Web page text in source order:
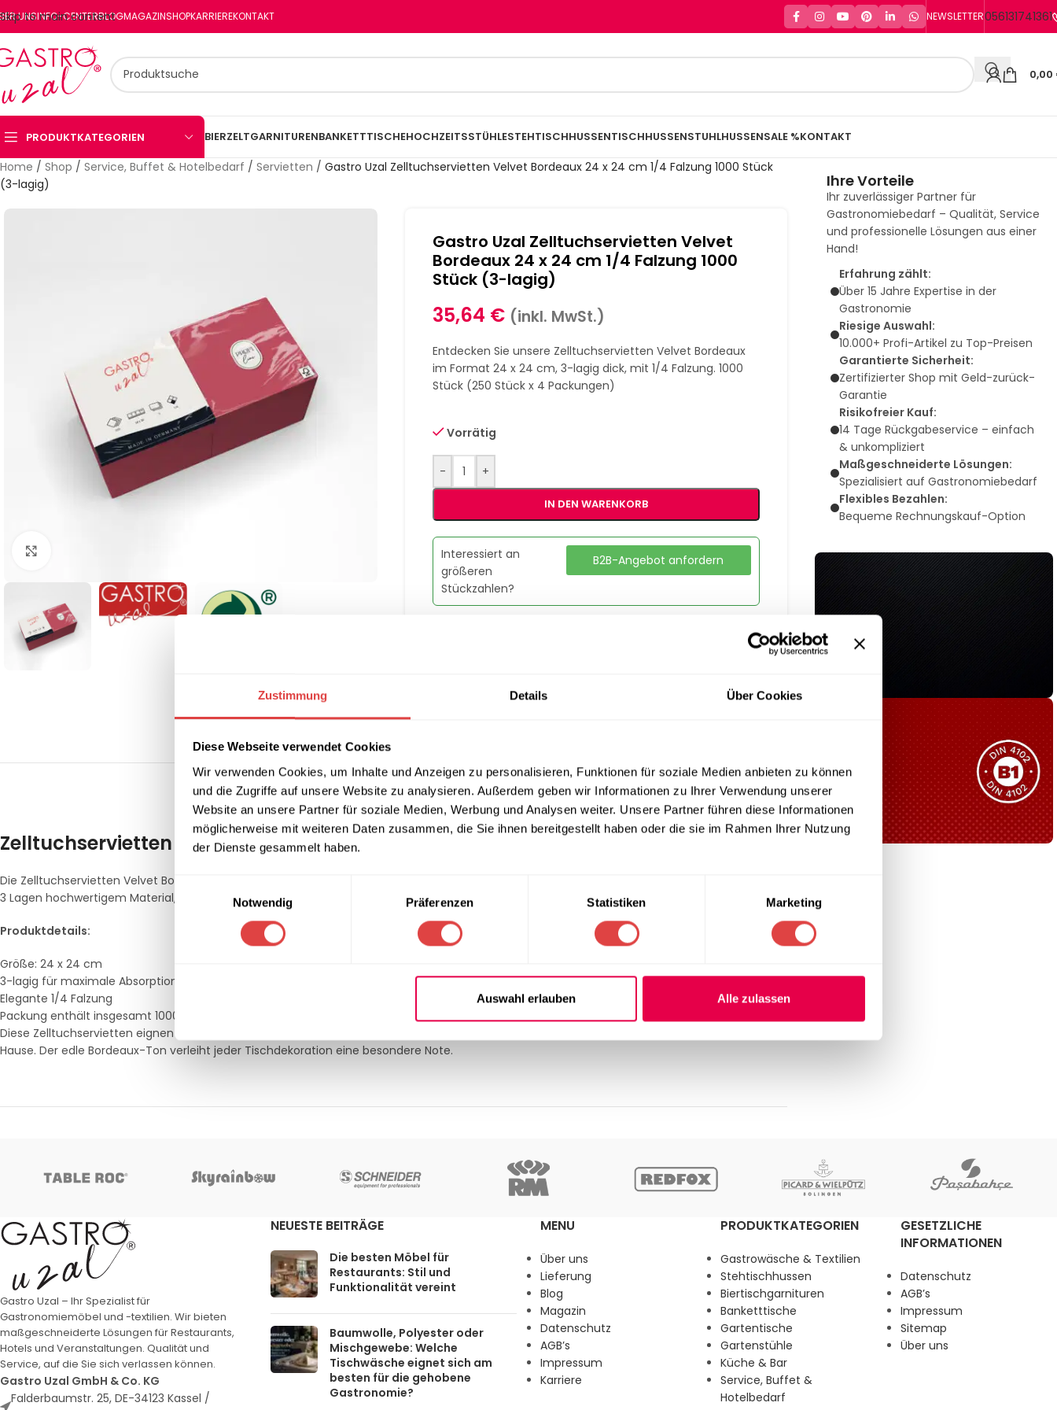
Zustimmung Details Über Cookies
Diese Webseite verwendet Cookies
Wir verwenden Cookies, um Inhalte und Anzeigen zu personalisieren, Funktionen für soziale Medien anbieten zu können
und die Zugriffe auf unsere Website zu analysieren. Außerdem geben wir Informationen zu Ihrer Verwendung unserer
Website an unsere Partner für soziale Medien, Werbung und Analysen weiter. Unsere Partner führen diese Informationen
möglicherweise mit weiteren Daten zusammen, die Sie ihnen bereitgestellt haben oder die sie im Rahmen Ihrer Nutzung
der Dienste gesammelt haben.
Notwendig
Präferenzen Statistiken Marketing
Auswahl erlauben Alle zulassen
Skip to main content
UNSINFO-CENTERBLOGMAGAZINSHOPKARRIEREKONTAKT NEWSLETTER056131741361
0,00
PRODUKTKATEGORIEN BIERZELTGARNITURENBANKETTTISCHEHOCHZEITSSTÜHLESTEHTISCHHUSSENTISCHHUSSENSTUHLHUSSENSALE %KONTAKT
Home / Shop / Service, Buffet & Hotelbedarf / Servietten / Gastro Uzal Zelltuchservietten Velvet Bordeaux 24 x 24 cm 1/4 Falzung 1000 Stück
(3-lagig)
Gastro Uzal Zelltuchservietten Velvet
Bordeaux 24 x 24 cm 1/4 Falzung 1000
Stück (3-lagig)
35,64 € (inkl. MwSt.)
Entdecken Sie unsere Zelltuchservietten Velvet Bordeaux
im Format 24 x 24 cm, 3-lagig dick, mit 1/4 Falzung. 1000
Stück (250 Stück x 4 Packungen)
Vorrätig
- +
IN DEN WARENKORB
Interessiert an
größeren
Stückzahlen?
B2B-Angebot anfordern
BESCHREIBUNGLIEFERUNG & RÜCKGABEZAHLUNGSARTEN
Zelltuchservietten Velvet Bordeaux 24 x 24 cm 1/4 Falzung 1000 Stück (3-lagig)
Die Zelltuchservietten Velvet Bordeaux sind luxuriöse Servietten in der Größe 24 x 24 cm und mit einer 1/4 Falzung. Jede Serviette besteht aus
3 Lagen hochwertigem Material, das ein angenehmes Gefühl vermittelt.
Produktdetails:
Größe: 24 x 24 cm
3-lagig für maximale Absorption
Elegante 1/4 Falzung
Packung enthält insgesamt 1000 Stück (250 Stück x 4 Packungen)
Diese Zelltuchservietten eignen sich perfekt für den Einsatz in Restaurants, Hotels, Catering-Events und auch für den täglichen Gebrauch zu
Hause. Der edle Bordeaux-Ton verleiht jeder Tischdekoration eine besondere Note.
Ihre Vorteile
Ihr zuverlässiger Partner für
Gastronomiebedarf – Qualität, Service
und professionelle Lösungen aus einer
Hand!
Erfahrung zählt:
Über 15 Jahre Expertise in der
Gastronomie
Riesige Auswahl:
10.000+ Profi-Artikel zu Top-Preisen
Garantierte Sicherheit:
Zertifizierter Shop mit Geld-zurück-
Garantie
Risikofreier Kauf:
14 Tage Rückgabeservice – einfach
& unkompliziert
Maßgeschneiderte Lösungen:
Spezialisiert auf Gastronomiebedarf
Flexibles Bezahlen:
Bequeme Rechnungskauf-Option
Sie haben nicht das passende
Produkt gefunden?
Wir helfen Ihnen gerne weiter!
Gastro Uzal – Ihr Spezialist für
Gastronomiemöbel und -textilien. Wir bieten
maßgeschneiderte Lösungen für Restaurants,
Hotels und Veranstaltungen. Qualität und
Service, auf die Sie sich verlassen können.
Gastro Uzal GmbH & Co. KG
Falderbaumstr. 25, DE-34123 Kassel /
NEUESTE BEITRÄGE
Die besten Möbel für
Restaurants: Stil und
Funktionalität vereint
Baumwolle, Polyester oder
Mischgewebe: Welche
Tischwäsche eignet sich am
besten für die gehobene
Gastronomie?
MENU
Über uns
Lieferung
Blog
Magazin
Datenschutz
AGB’s
Impressum
Karriere
PRODUKTKATEGORIEN
Gastrowäsche & Textilien
Stehtischhussen
Biertischgarnituren
Banketttische
Gartentische
Gartenstühle
Küche & Bar
Service, Buffet &
Hotelbedarf
GESETZLICHE
INFORMATIONEN
Datenschutz
AGB’s
Impressum
Sitemap
Über uns